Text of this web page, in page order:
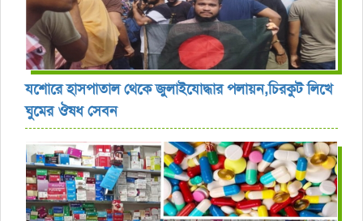
যশোরে হাসপাতাল থেকে জুলাইযোদ্ধার পলায়ন,চিরকুট লিখে
ঘুমের ঔষধ সেবন